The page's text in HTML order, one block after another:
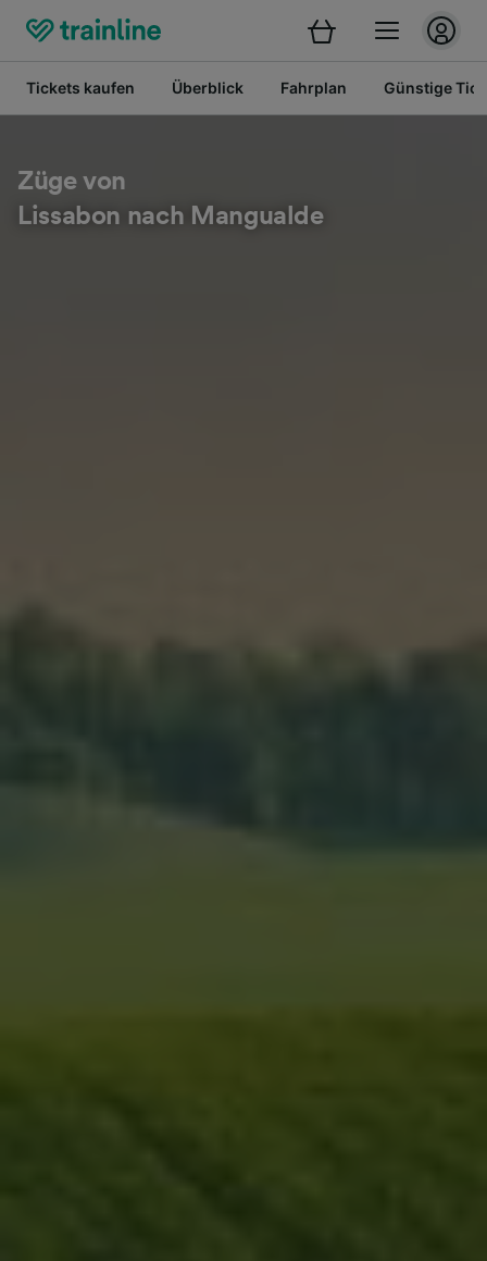
Tickets kaufen Überblick Fahrplan Günstige
Züge von
Lissabon nach Mangualde